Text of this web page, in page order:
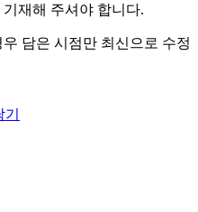
재해 주셔야 합니다.
담은 시점만 최신으로 수정